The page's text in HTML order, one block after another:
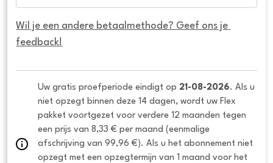
Wil je een andere betaalmethode? Geef ons je
feedback!
Uw gratis proefperiode eindigt op 21-08-2026. Als u
niet opzegt binnen deze 14 dagen, wordt uw Flex
pakket voortgezet voor verdere 12 maanden tegen
een prijs van 8,33 € per maand (eenmalige
afschrijving van 99,96 €). Als u het abonnement niet
opzegt met een opzegtermijn van 1 maand voor het